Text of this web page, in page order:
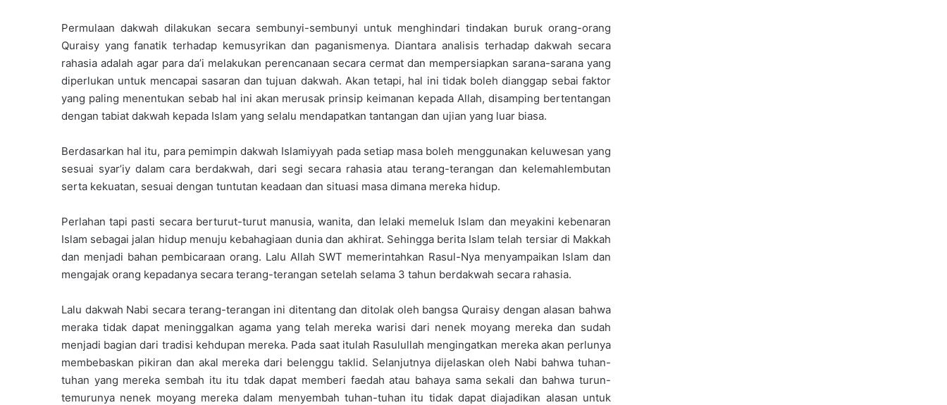
Permulaan dakwah dilakukan secara sembunyi-sembunyi untuk menghindari tindakan buruk orang-orang
Quraisy yang fanatik terhadap kemusyrikan dan paganismenya. Diantara analisis terhadap dakwah secara
rahasia adalah agar para da’i melakukan perencanaan secara cermat dan mempersiapkan sarana-sarana yang
diperlukan untuk mencapai sasaran dan tujuan dakwah. Akan tetapi, hal ini tidak boleh dianggap sebai faktor
yang paling menentukan sebab hal ini akan merusak prinsip keimanan kepada Allah, disamping bertentangan
dengan tabiat dakwah kepada Islam yang selalu mendapatkan tantangan dan ujian yang luar biasa.
Berdasarkan hal itu, para pemimpin dakwah Islamiyyah pada setiap masa boleh menggunakan keluwesan yang
sesuai syar’iy dalam cara berdakwah, dari segi secara rahasia atau terang-terangan dan kelemahlembutan
serta kekuatan, sesuai dengan tuntutan keadaan dan situasi masa dimana mereka hidup.
Perlahan tapi pasti secara berturut-turut manusia, wanita, dan lelaki memeluk Islam dan meyakini kebenaran
Islam sebagai jalan hidup menuju kebahagiaan dunia dan akhirat. Sehingga berita Islam telah tersiar di Makkah
dan menjadi bahan pembicaraan orang. Lalu Allah SWT memerintahkan Rasul-Nya menyampaikan Islam dan
mengajak orang kepadanya secara terang-terangan setelah selama 3 tahun berdakwah secara rahasia.
Lalu dakwah Nabi secara terang-terangan ini ditentang dan ditolak oleh bangsa Quraisy dengan alasan bahwa
meraka tidak dapat meninggalkan agama yang telah mereka warisi dari nenek moyang mereka dan sudah
menjadi bagian dari tradisi kehdupan mereka. Pada saat itulah Rasulullah mengingatkan mereka akan perlunya
membebaskan pikiran dan akal mereka dari belenggu taklid. Selanjutnya dijelaskan oleh Nabi bahwa tuhan-
tuhan yang mereka sembah itu itu tdak dapat memberi faedah atau bahaya sama sekali dan bahwa turun-
temurunya nenek moyang mereka dalam menyembah tuhan-tuhan itu tidak dapat diajadikan alasan untuk